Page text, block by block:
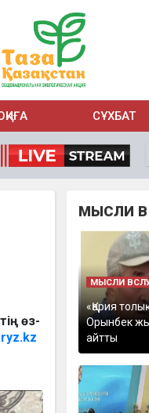
СҰХБАТ
өз-
МЫСЛИ В
МЫСЛИ
«Қария
Орынбек
айтты